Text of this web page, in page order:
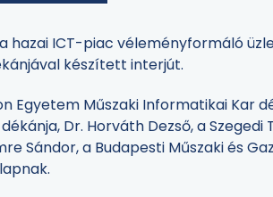
a hazai ICT-piac véleményformáló
készített interjút.
Egyetem Műszaki Informatikai Kar
Dr. Horváth Dezső, a
Sándor, a Budapesti Műszaki és